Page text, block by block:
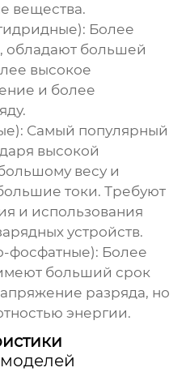
вещества.
Более
обладают большей
высокое
и более
Самый популярный
высокой
весу и
токи. Требуют
и использования
устройств.
фосфатные): Более
больший срок
разряда, но
энергии.